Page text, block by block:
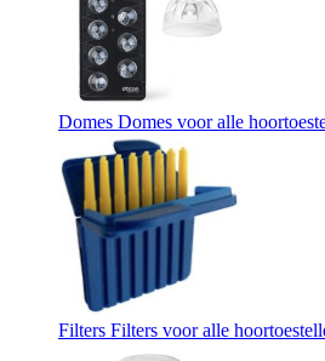
Domes Domes voor alle
Filters Filters voor alle